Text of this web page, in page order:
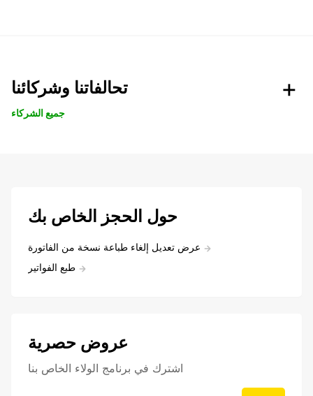
تحالفاتنا وشركائنا
جميع الشركاء
حول الحجز الخاص بك
عرض تعديل إلغاء طباعة نسخة من الفاتورة
طبع الفواتير
عروض حصرية
اشترك في برنامج الولاء الخاص بنا